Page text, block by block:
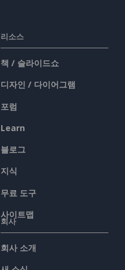
리소스
책 / 슬라이드쇼
디자인 / 다이어그램
포럼
Learn
블로그
지식
무료 도구
사이트맵
회사
회사 소개